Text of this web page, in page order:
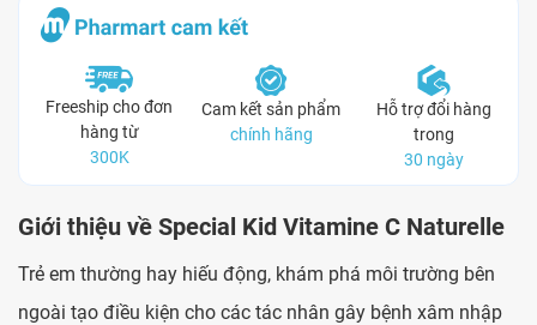
Freeship cho đơn
hàng từ
300K
Cam kết sản phẩm
chính hãng
Hỗ trợ đổi hàng
trong
30 ngày
Giới thiệu về Special Kid Vitamine C Naturelle
Trẻ em thường hay hiếu động, khám phá môi trường bên
ngoài tạo điều kiện cho các tác nhân gây bệnh xâm nhập